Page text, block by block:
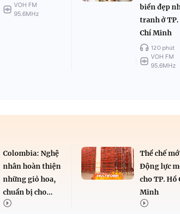
VOH FM
95.6MHz
biển đẹp
tranh ở TP.
Chí Minh
120 phút
VOH FM
95.6MHz
Colombia: Nghệ
nhân hoàn thiện
những giỏ hoa,
chuẩn bị cho...
Thể chế
Động lực
cho TP. Hồ
Minh